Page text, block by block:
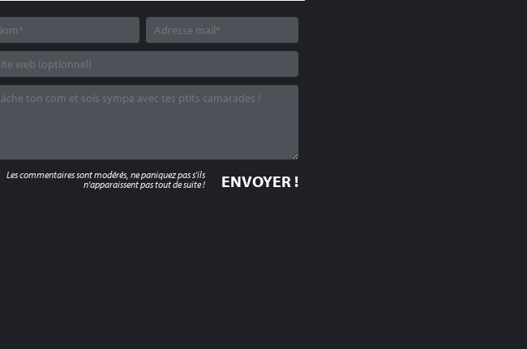
Les commentaires sont modérés, ne paniquez pas s'ils
n'apparaissent pas tout de suite !